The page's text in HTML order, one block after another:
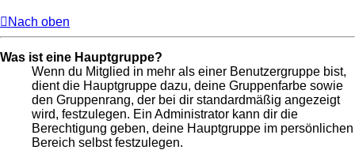
Nach oben
Was ist eine Hauptgruppe?
Wenn du Mitglied in mehr als einer Benutzergruppe bist,
dient die Hauptgruppe dazu, deine Gruppenfarbe sowie
den Gruppenrang, der bei dir standardmäßig angezeigt
wird, festzulegen. Ein Administrator kann dir die
Berechtigung geben, deine Hauptgruppe im persönlichen
Bereich selbst festzulegen.